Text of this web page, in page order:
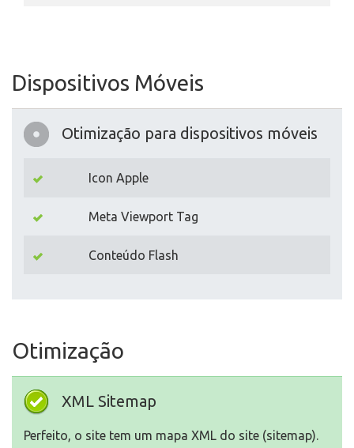
Dispositivos Móveis
Otimização para dispositivos móveis
Icon Apple
Meta Viewport Tag
Conteúdo Flash
Otimização
XML Sitemap
Perfeito, o site tem um mapa XML do site (sitemap).